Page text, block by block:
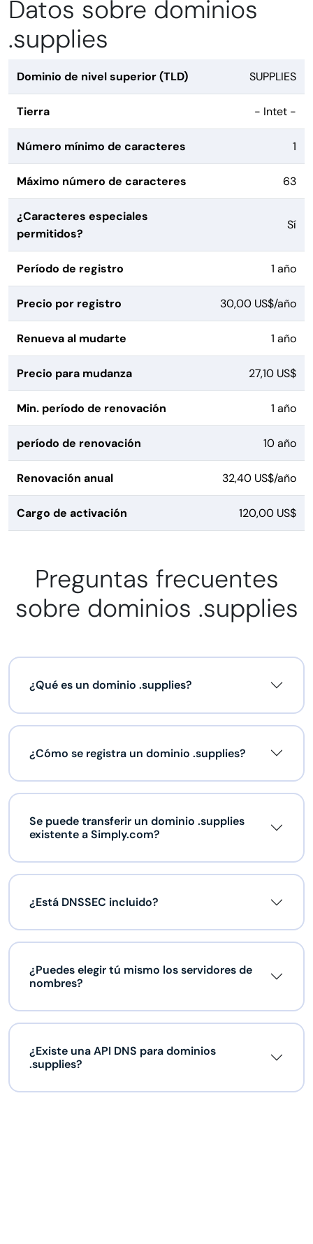
Datos sobre dominios
.supplies
Dominio de nivel superior (TLD) SUPPLIES
Tierra - Intet -
Número mínimo de caracteres 1
Máximo número de caracteres 63
¿Caracteres especiales
permitidos?
Sí
Período de registro 1 año
Precio por registro 30,00 US$/año
Renueva al mudarte 1 año
Precio para mudanza 27,10 US$
Min. período de renovación 1 año
período de renovación 10 año
Renovación anual 32,40 US$/año
Cargo de activación 120,00 US$
Preguntas frecuentes
sobre dominios .supplies
¿Qué es un dominio .supplies?
¿Cómo se registra un dominio .supplies?
Se puede transferir un dominio .supplies
existente a Simply.com?
¿Está DNSSEC incluido?
¿Puedes elegir tú mismo los servidores de
nombres?
¿Existe una API DNS para dominios
.supplies?